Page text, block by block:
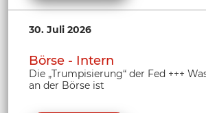
30. Juli 2026
Börse - Intern
Die „Trumpisierung“ der Fed +++
an der Börse ist